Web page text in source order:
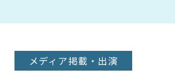
メディア掲載・出演